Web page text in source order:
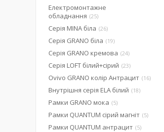
Електромонтажне
обладнання 25
Серія MINA біла 26
Серія GRANO біла 19
Серія GRANO кремова 24
Серія LOFT білий+сірий 23
Ovivo GRANO колір Антрацит 16
Внутрішня серія ELA білий 18
Рамки GRANO мока 5
Рамки QUANTUM сірий магніт 5
Рамки QUANTUM антрацит 5